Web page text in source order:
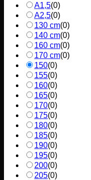
A1,5(0)
A2,5(0)
130 cm(0)
140 cm(0)
160 cm(0)
170 cm(0)
150(0)
155(0)
160(0)
165(0)
170(0)
175(0)
180(0)
185(0)
190(0)
195(0)
200(0)
205(0)